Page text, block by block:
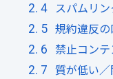
スパムリン
規約違反の
禁止コン
質が低い